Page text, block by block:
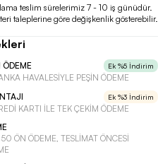
teslim sürelerimiz 7 - 10 iş günüdür.
taleplerine göre değişkenlik gösterebilir.
Ek %5 İndirim
HAVALESİYLE PEŞİN ÖDEME
Ek %3 İndirim
KARTI İLE TEK ÇEKİM ÖDEME
ÖN ÖDEME, TESLİMAT ÖNCESİ